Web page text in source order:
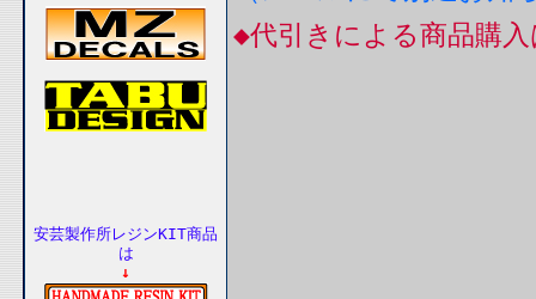
安芸製作所レジンKIT商品
は
↓
◆代引きによる商品購